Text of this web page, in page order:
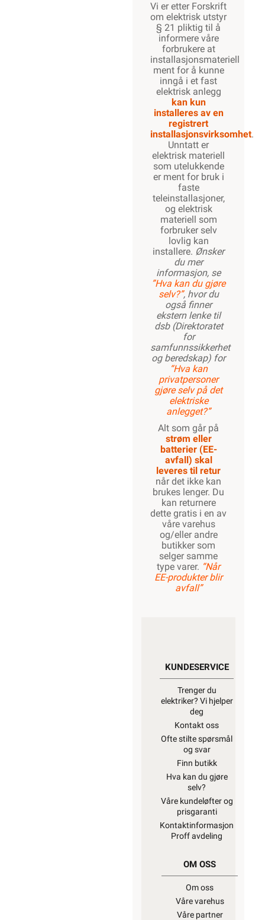
Vi er etter Forskrift
om elektrisk utstyr
§ 21 pliktig til å
informere våre
forbrukere at
installasjonsmateriell
ment for å kunne
inngå i et fast
elektrisk anlegg
kan kun
installeres av en
registrert
installasjonsvirksomhet.
Unntatt er
elektrisk materiell
som utelukkende
er ment for bruk i
faste
teleinstallasjoner,
og elektrisk
materiell som
forbruker selv
lovlig kan
installere. Ønsker
du mer
informasjon, se
”Hva kan du gjøre
selv?”, hvor du
også finner
ekstern lenke til
dsb (Direktoratet
for
samfunnssikkerhet
og beredskap) for
“Hva kan
privatpersoner
gjøre selv på det
elektriske
anlegget?”
Alt som går på
strøm eller
batterier (EE-
avfall) skal
leveres til retur
når det ikke kan
brukes lenger. Du
kan returnere
dette gratis i en av
våre varehus
og/eller andre
butikker som
selger samme
type varer. “Når
EE-produkter blir
avfall”
KUNDESERVICE
Trenger du
elektriker? Vi hjelper
deg
Kontakt oss
Ofte stilte spørsmål
og svar
Finn butikk
Hva kan du gjøre
selv?
Våre kundeløfter og
prisgaranti
Kontaktinformasjon
Proff avdeling
OM OSS
Om oss
Våre varehus
Våre partner